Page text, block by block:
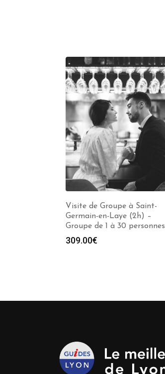
Visite de Groupe à Saint-
Germain-en-Laye (2h) –
Groupe de 1 à 30 personnes
309.00€